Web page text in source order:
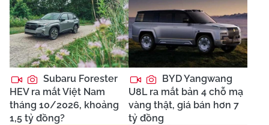
Subaru Forester
HEV ra mắt Việt Nam
tháng 10/2026, khoảng
1,5 tỷ đồng?
BYD Yangwang
U8L ra mắt bản 4 chỗ mạ
vàng thật, giá bán hơn 7
tỷ đồng